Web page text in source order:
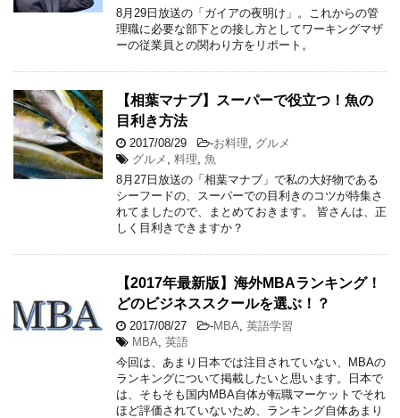
8月29日放送の「ガイアの夜明け」。これからの管
理職に必要な部下との接し方としてワーキングマザ
ーの従業員との関わり方をリポート。
【相葉マナブ】スーパーで役立つ！魚の
目利き方法
2017/08/29 -お料理
グルメ
グルメ
料理 魚
8月27日放送の「相葉マナブ」で私の大好物である
シーフードの、スーパーでの目利きのコツが特集さ
れてましたので、まとめておきます。 皆さんは、正
しく目利きできますか？
【2017年最新版】海外MBAランキング！
どのビジネススクールを選ぶ！？
2017/08/27 -MBA 英語学習
MBA 英語
今回は、あまり日本では注目されていない、MBAの
ランキングについて掲載したいと思います。日本で
は、そもそも国内MBA自体が転職マーケットでそれ
ほど評価されていないため、ランキング自体あまり